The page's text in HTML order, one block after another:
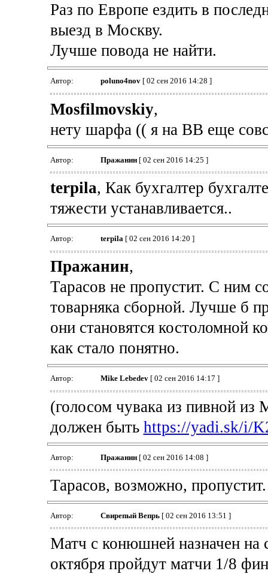
Раз по Европе ездить в
выезд в Москву.
Лучше повода не найти.
Автор: poluno4nov[ 02 сен 2016 14:28 ]
Mosfilmovskiy,
нету шарфа (( я на ВВ еще
Автор: Пражанин[ 02 сен 2016 14:25 ]
terpila, Как бухгалтер
тяжести устанавливается..
Автор: terpila [ 02 сен 2016 14:20 ]
Пражанин,
Тарасов не пропустит. С ним
товарняка сборной. Лучше б
они становятся костоломной
как стало понятно.
Автор: Mike Lebedev[ 02 сен 2016 14:17 ]
(голосом чувака из пивной
должен быть https://yadi.sk/i/
Автор: Пражанин[ 02 сен 2016 14:08 ]
Тарасов, возможно,
Автор: Свирепый Вепрь[ 02 сен 2016 13:51 ]
Матч с конюшней назначен на
октября пройдут матчи 1/8